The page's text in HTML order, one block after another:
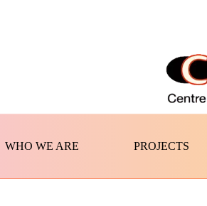
WHO WE ARE PROJECTS